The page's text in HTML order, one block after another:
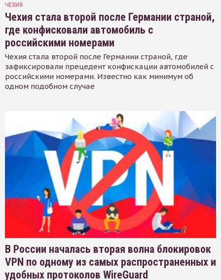
ЧЕХИЯ
Чехия стала второй после Германии страной,
где конфисковали автомобиль с
российскими номерами
Чехия стала второй после Германии страной, где
зафиксировали прецедент конфискации автомобилей с
российскими номерами. Известно как минимум об
одном подобном случае
В России началась вторая волна блокировок
VPN по одному из самых распространенных и
удобных протоколов WireGuard